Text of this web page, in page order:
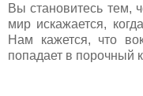
Вы становитесь тем,
мир искажается,
Нам кажется, что
попадает в порочный